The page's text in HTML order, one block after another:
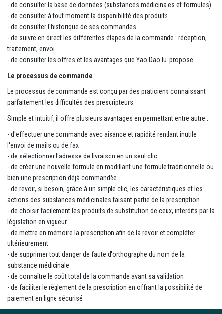
- de consulter la base de données (substances médicinales et formules)
- de consulter à tout moment la disponibilité des produits
- de consulter l'historique de ses commandes
- de suivre en direct les différentes étapes de la commande : réception,
traitement, envoi
- de consulter les offres et les avantages que Yao Dao lui propose
Le processus de commande :
Le processus de commande est conçu par des praticiens connaissant
parfaitement les difficultés des prescripteurs.
Simple et intuitif, il offre plusieurs avantages en permettant entre autre :
- d'effectuer une commande avec aisance et rapidité rendant inutile
l'envoi de mails ou de fax
- de sélectionner l'adresse de livraison en un seul clic
- de créer une nouvelle formule en modifiant une formule traditionnelle ou
bien une prescription déjà commandée
- de revoir, si besoin, grâce à un simple clic, les caractéristiques et les
actions des substances médicinales faisant partie de la prescription.
- de choisir facilement les produits de substitution de ceux, interdits par la
législation en vigueur
- de mettre en mémoire la prescription afin de la revoir et compléter
ultérieurement
- de supprimer tout danger de faute d'orthographe du nom de la
substance médicinale
- de connaître le coût total de la commande avant sa validation
- de faciliter le règlement de la prescription en offrant la possibilité de
paiement en ligne sécurisé